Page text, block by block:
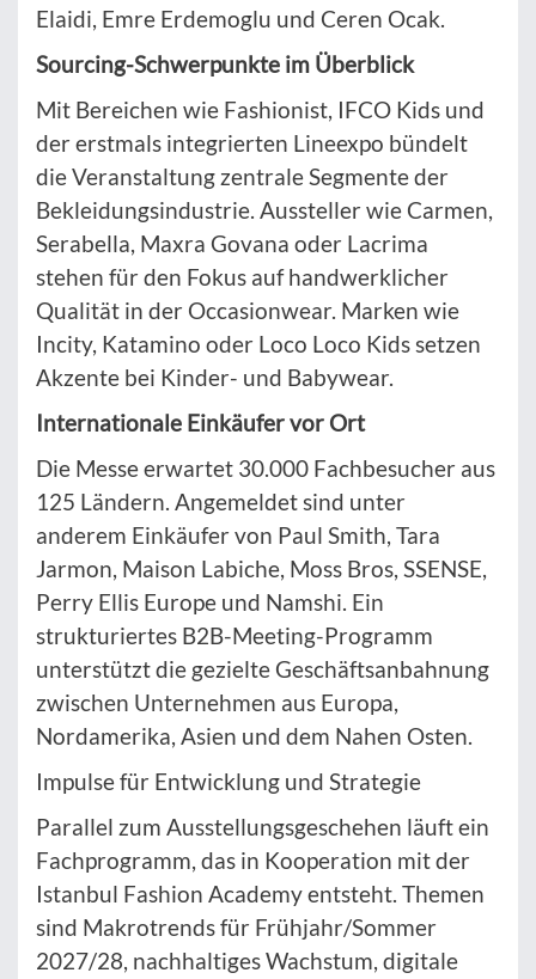
Elaidi, Emre Erdemoglu und Ceren Ocak.
Sourcing-Schwerpunkte im Überblick
Mit Bereichen wie Fashionist, IFCO Kids und
der erstmals integrierten Lineexpo bündelt
die Veranstaltung zentrale Segmente der
Bekleidungsindustrie. Aussteller wie Carmen,
Serabella, Maxra Govana oder Lacrima
stehen für den Fokus auf handwerklicher
Qualität in der Occasionwear. Marken wie
Incity, Katamino oder Loco Loco Kids setzen
Akzente bei Kinder- und Babywear.
Internationale Einkäufer vor Ort
Die Messe erwartet 30.000 Fachbesucher aus
125 Ländern. Angemeldet sind unter
anderem Einkäufer von Paul Smith, Tara
Jarmon, Maison Labiche, Moss Bros, SSENSE,
Perry Ellis Europe und Namshi. Ein
strukturiertes B2B-Meeting-Programm
unterstützt die gezielte Geschäftsanbahnung
zwischen Unternehmen aus Europa,
Nordamerika, Asien und dem Nahen Osten.
Impulse für Entwicklung und Strategie
Parallel zum Ausstellungsgeschehen läuft ein
Fachprogramm, das in Kooperation mit der
Istanbul Fashion Academy entsteht. Themen
sind Makrotrends für Frühjahr/Sommer
2027/28, nachhaltiges Wachstum, digitale